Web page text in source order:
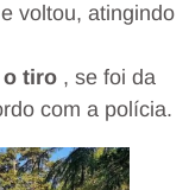
voltou, atingindo
o tiro , se foi da
com a polícia.